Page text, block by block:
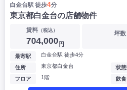
白金台駅 徒歩4分
東京都白金台の店舗物件
賃料（税込）
704,000円
坪数
最寄駅 白金台駅 徒歩4分
住所 東京都白金台
フロア 1階
状態
飲食